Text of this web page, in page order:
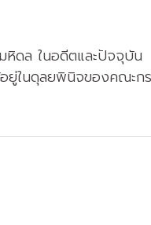
หิดล ในอดีตและปัจจุบัน
ยู่ในดุลยพินิจของคณะก